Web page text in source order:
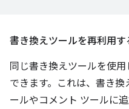
書き換えツールを再利用す
同じ書き換えツールを使
できます。これは、書き
ールやコメント ツールに